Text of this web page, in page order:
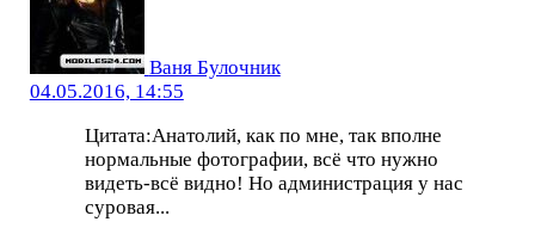
Ваня Булочник
04.05.2016, 14:55
Цитата:Анатолий, как по мне, так вполне
нормальные фотографии, всё что нужно
видеть-всё видно! Но администрация у нас
суровая...